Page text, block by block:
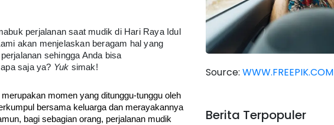
perjalanan saat mudik di Hari Raya Idul
akan menjelaskan beragam hal yang
sehingga Anda bisa
saja ya? Yuk simak!
momen yang ditunggu-tunggu oleh
bersama keluarga dan merayakannya
bagi sebagian orang, perjalanan mudik
Source: WWW.FREEPIK.COM
Berita Terpopuler